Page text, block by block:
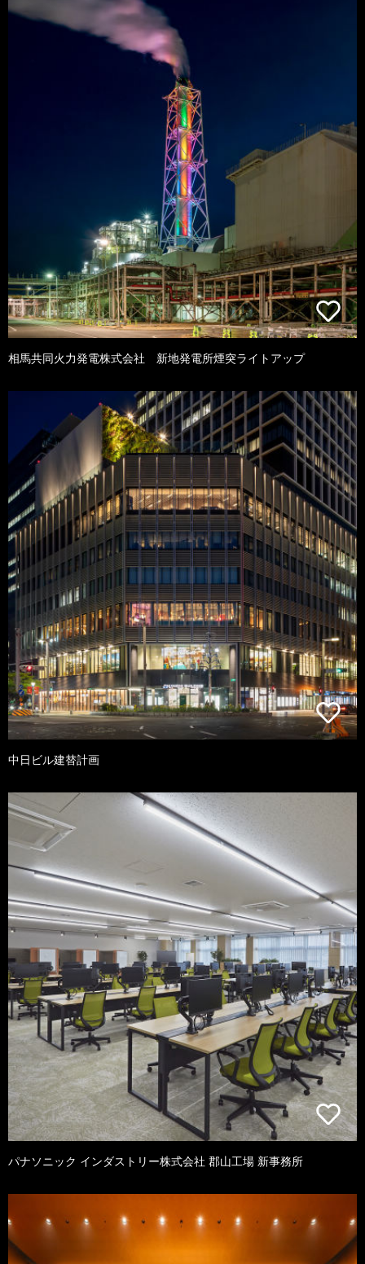
相馬共同火力発電株式会社 新地発電所煙突ライトアップ
中日ビル建替計画
パナソニック インダストリー株式会社 郡山工場 新事務所